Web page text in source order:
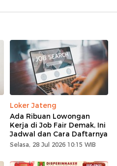
Loker Jateng
Ada Ribuan Lowongan
Kerja di Job Fair Demak, Ini
Jadwal dan Cara Daftarnya
Selasa, 28 Jul 2026 10:15 WIB